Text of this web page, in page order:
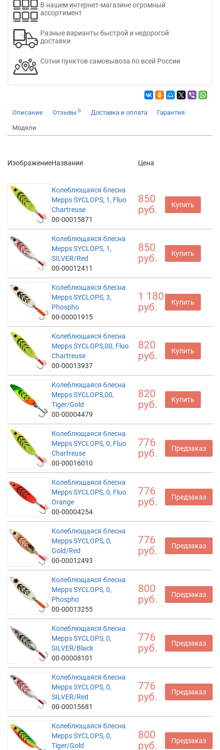
В нашем интернет-магазине огромный
ассортимент
Разные варианты быстрой и недорогой
доставки
Сотни пунктов самовывоза по всей России
Описание Отзывы 0 Доставка и оплата Гарантия
Модели
ИзображениеНазвание Цена
Колеблющаяся блесна
Mepps SYCLOPS, 1, Fluo
Chartreuse
00-00015871
850
руб.
Купить
Колеблющаяся блесна
Mepps SYCLOPS, 1,
SILVER/Red
00-00012411
850
руб.
Купить
Колеблющаяся блесна
Mepps SYCLOPS, 3,
Phospho
00-00001915
1 180
руб.
Купить
Колеблющаяся блесна
Mepps SYCLOPS,00, Fluo
Chartreuse
00-00013937
820
руб.
Купить
Колеблющаяся блесна
Mepps SYCLOPS,00,
Tiger/Gold
00-00004479
820
руб.
Купить
Колеблющаяся блесна
Mepps SYCLOPS, 0, Fluo
Chartreuse
00-00016010
776
руб.
Предзаказ
Колеблющаяся блесна
Mepps SYCLOPS, 0, Fluo
Orange
00-00004254
776
руб.
Предзаказ
Колеблющаяся блесна
Mepps SYCLOPS, 0,
Gold/Red
00-00012493
776
руб.
Предзаказ
Колеблющаяся блесна
Mepps SYCLOPS, 0,
Phospho
00-00013255
800
руб.
Предзаказ
Колеблющаяся блесна
Mepps SYCLOPS, 0,
SILVER/Black
00-00008101
776
руб.
Предзаказ
Колеблющаяся блесна
Mepps SYCLOPS, 0,
SILVER/Red
00-00015681
776
руб.
Предзаказ
Колеблющаяся блесна
Mepps SYCLOPS, 0,
Tiger/Gold
800
руб.
Предзаказ